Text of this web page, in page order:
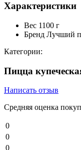
Характеристики
Вес 1100 г
Бренд Лучший
Категории:
Пицца
Написать отзыв
Средняя оценка
0
0
0